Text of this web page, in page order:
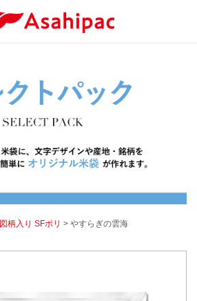
図柄入り SFポリ > やすらぎの雲海